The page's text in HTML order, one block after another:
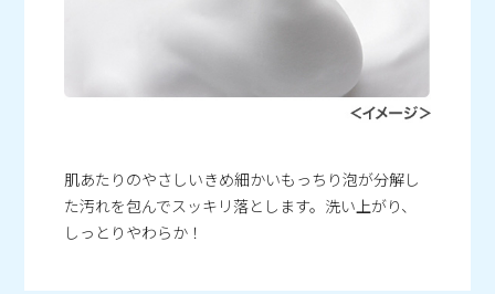
肌あたりのやさしいきめ細かいもっちり泡が分解し
た汚れを包んでスッキリ落とします。洗い上がり、
しっとりやわらか！